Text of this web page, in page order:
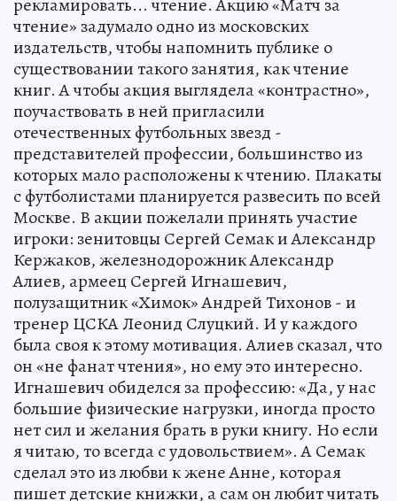
рекламировать... чтение. Акцию «Матч за
чтение» задумало одно из московских
издательств, чтобы напомнить публике о
существовании такого занятия, как чтение
книг. А чтобы акция выглядела «контрастно»,
поучаствовать в ней пригласили
отечественных футбольных звезд -
представителей профессии, большинство из
которых мало расположены к чтению. Плакаты
с футболистами планируется развесить по всей
Москве. В акции пожелали принять участие
игроки: зенитовцы Сергей Семак и Александр
Кержаков, железнодорожник Александр
Алиев, армеец Сергей Игнашевич,
полузащитник «Химок» Андрей Тихонов - и
тренер ЦСКА Леонид Слуцкий. И у каждого
была своя к этому мотивация. Алиев сказал, что
он «не фанат чтения», но ему это интересно.
Игнашевич обиделся за профессию: «Да, у нас
большие физические нагрузки, иногда просто
нет сил и желания брать в руки книгу. Но если
я читаю, то всегда с удовольствием». А Семак
сделал это из любви к жене Анне, которая
пишет детские книжки, а сам он любит читать